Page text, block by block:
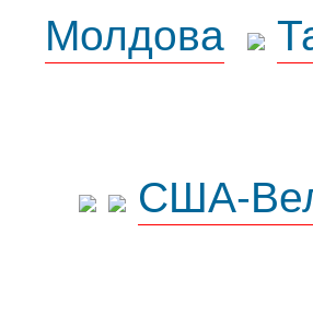
Молдова
США-